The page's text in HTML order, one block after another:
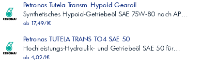
Petronas Tutela Transm. Hypoid Gearoil
Synthetisches Hypoid-Getriebeöl SAE 75W-80 nach AP…
ab 17,49/l€
Petronas TUTELA TRANS TO4 SAE 50
Hochleistungs-Hydraulik- und Getriebeöl SAE 50 für…
ab 4,02/l€